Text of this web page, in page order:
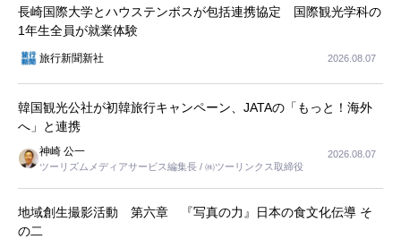
長崎国際大学とハウステンボスが包括連携協定 国際観光学科の
1年生全員が就業体験
旅行新聞新社 2026.08.07
韓国観光公社が初韓旅行キャンペーン、JATAの「もっと！海外
へ」と連携
神崎 公一
ツーリズムメディアサービス編集長 / ㈱ツーリンクス取締役
2026.08.07
地域創生撮影活動 第六章 『写真の力』日本の食文化伝導 そ
の二